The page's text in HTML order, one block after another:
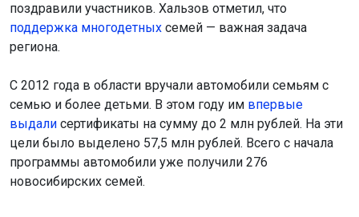
поздравили участников. Хальзов отметил, что
поддержка многодетных семей — важная задача
региона.
С 2012 года в области вручали автомобили семьям с
семью и более детьми. В этом году им впервые
выдали сертификаты на сумму до 2 млн рублей. На эти
цели было выделено 57,5 млн рублей. Всего с начала
программы автомобили уже получили 276
новосибирских семей.